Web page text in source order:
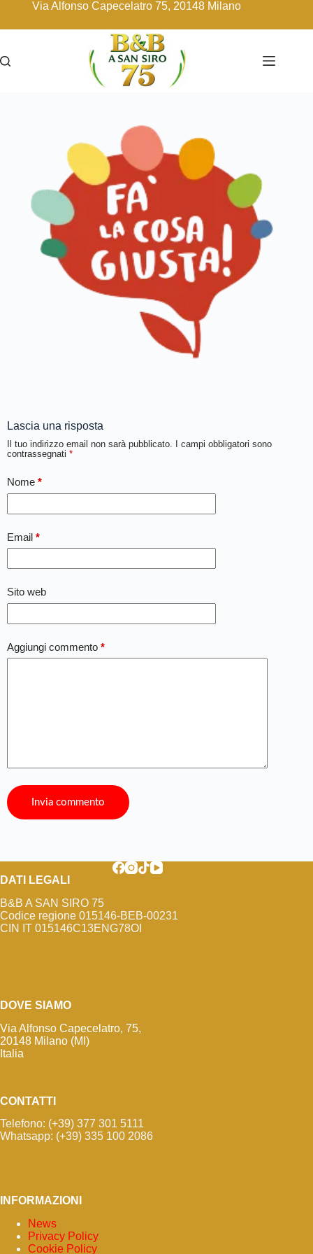
Via Alfonso Capecelatro 75, 20148 Milano
Lascia una risposta
Il tuo indirizzo email non sarà pubblicato.
I campi obbligatori sono
contrassegnati *
Nome *
Email *
Sito web
Aggiungi commento *
Invia commento
DATI LEGALI
B&B A SAN SIRO 75
Codice regione 015146-BEB-00231
CIN IT 015146C13ENG78OI
DOVE SIAMO
Via Alfonso Capecelatro, 75,
20148 Milano (MI)
Italia
CONTATTI
Telefono: (+39) 377 301 5111
Whatsapp: (+39) 335 100 2086
INFORMAZIONI
News
Privacy Policy
Cookie Policy